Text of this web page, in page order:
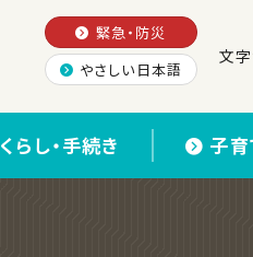
緊急・防災
やさしい日本語
文
くらし・手続き 子育